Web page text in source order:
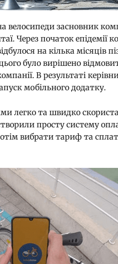
велосипеди засновник
Через початок епідемії
на кілька місяців
було вирішено
В результаті
мобільного додатку.
легко та швидко
просту систему
вибрати тариф та